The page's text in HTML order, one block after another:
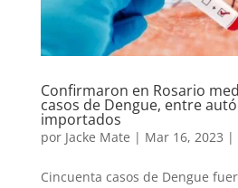
Confirmaron en Rosario
casos de Dengue, entre
importados
por Jacke Mate | Mar 16, 2023 |
Cincuenta casos de Dengue